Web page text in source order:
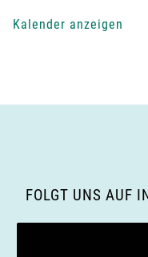
-
a
Kalender anzeigen
FOLGT UNS AUF